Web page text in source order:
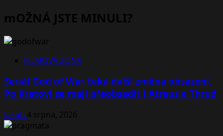
mOŽNÁ JSTE MINULI?
FILMOVÁ ZÓNA
Seriál God of War čeká další změna obsazení.
Po Kratovi se mají přeobsadit i Atreus a Thrud
Jakub 4 srpna, 2026